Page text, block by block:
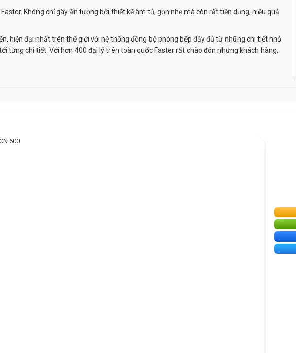
Không chỉ gây ấn tượng bởi thiết kế âm tủ, gọn nhẹ mà còn rất tiện dụng, hiệu quả
hiện đại nhất trên thế giới với hệ thống đồng bộ phòng bếp đầy đủ từ những chi tiết nhỏ
từng chi tiết. Với hơn 400 đại lý trên toàn quốc Faster rất chào đón những khách hàng,